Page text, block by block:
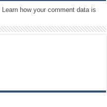
Learn how your comment data is